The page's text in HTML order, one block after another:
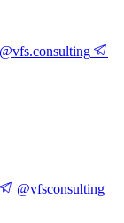
@vfsconsulting